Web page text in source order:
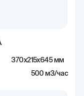
370x215x645 мм
500 м3/час